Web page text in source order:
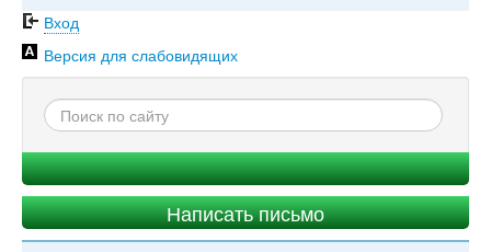
Вход
Версия для слабовидящих
Написать письмо